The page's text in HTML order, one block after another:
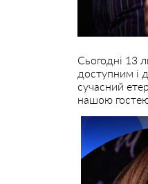
Сьогодні 13
доступним і
сучасний
нашою